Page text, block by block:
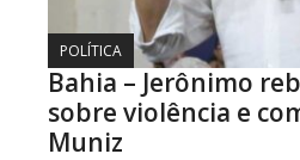
POLÍTICA
Bahia – Jerônimo
sobre violência e
Muniz